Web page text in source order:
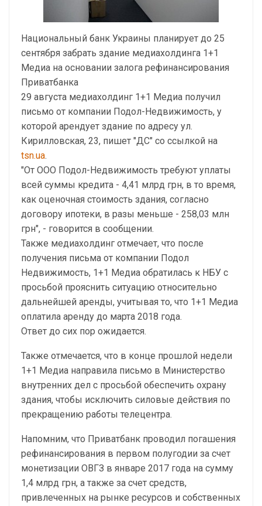
Национальный банк Украины планирует до 25
сентября забрать здание медиахолдинга 1+1
Медиа на основании залога рефинансирования
Приватбанка
29 августа медиахолдинг 1+1 Медиа получил
письмо от компании Подол-Недвижимость, у
которой арендует здание по адресу ул.
Кирилловская, 23, пишет "ДС" со ссылкой на
tsn.ua.
"От ООО Подол-Недвижимость требуют уплаты
всей суммы кредита - 4,41 млрд грн, в то время,
как оценочная стоимость здания, согласно
договору ипотеки, в разы меньше - 258,03 млн
грн", - говорится в сообщении.
Также медиахолдинг отмечает, что после
получения письма от компании Подол
Недвижимость, 1+1 Медиа обратилась к НБУ с
просьбой прояснить ситуацию относительно
дальнейшей аренды, учитывая то, что 1+1 Медиа
оплатила аренду до марта 2018 года.
Ответ до сих пор ожидается.
Также отмечается, что в конце прошлой недели
1+1 Медиа направила письмо в Министерство
внутренних дел с просьбой обеспечить охрану
здания, чтобы исключить силовые действия по
прекращению работы телецентра.
Напомним, что Приватбанк проводил погашения
рефинансирования в первом полугодии за счет
монетизации ОВГЗ в январе 2017 года на сумму
1,4 млрд грн, а также за счет средств,
привлеченных на рынке ресурсов и собственных